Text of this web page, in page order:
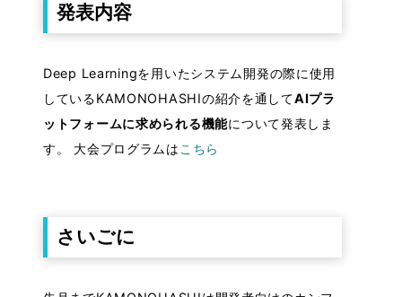
発表内容
Deep Learningを用いたシステム開発の際に使用
しているKAMONOHASHIの紹介を通してAIプラ
ットフォームに求められる機能について発表しま
す。 大会プログラムは こちら
さいごに